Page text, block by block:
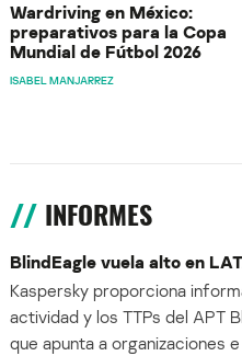
Wardriving en México:
preparativos para la Copa
Mundial de Fútbol 2026
ISABEL MANJARREZ
INFORMES
BlindEagle vuela alto en
Kaspersky proporciona
actividad y los TTPs del APT
que apunta a organizaciones